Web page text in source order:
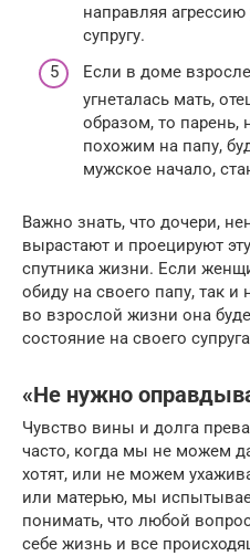
направляя
супругу.
Если в доме
угнеталась мать,
образом, то парень,
похожим на папу,
мужское начало,
Важно знать, что дочери,
вырастают и проецируют
спутника жизни. Если
обиду на своего папу, так и
во взрослой жизни она
состояние на своего супруга
«Не нужно
Чувство вины и долга
часто, когда мы не можем
хотят, или не можем
или матерью, мы
понимать, что любой
себе жизнь и все